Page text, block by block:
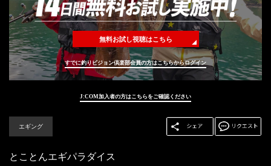
無料お試し視聴はこちら
すでに釣りビジョン倶楽部会員の方はこちらからログイン
J:COM加入者の方はこちらをご確認ください
エギング
とことんエギパラダイス